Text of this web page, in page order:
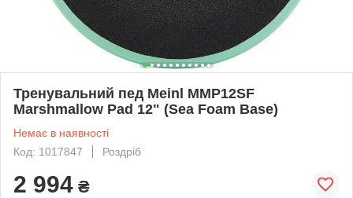
Тренувальний пед Meinl MMP12SF
Marshmallow Pad 12" (Sea Foam Base)
Немає в наявності
Код: 1017847
Роздріб
2 994 ₴